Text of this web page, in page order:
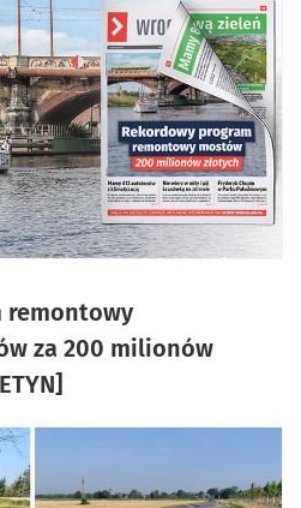
remontowy
za 200 milionów